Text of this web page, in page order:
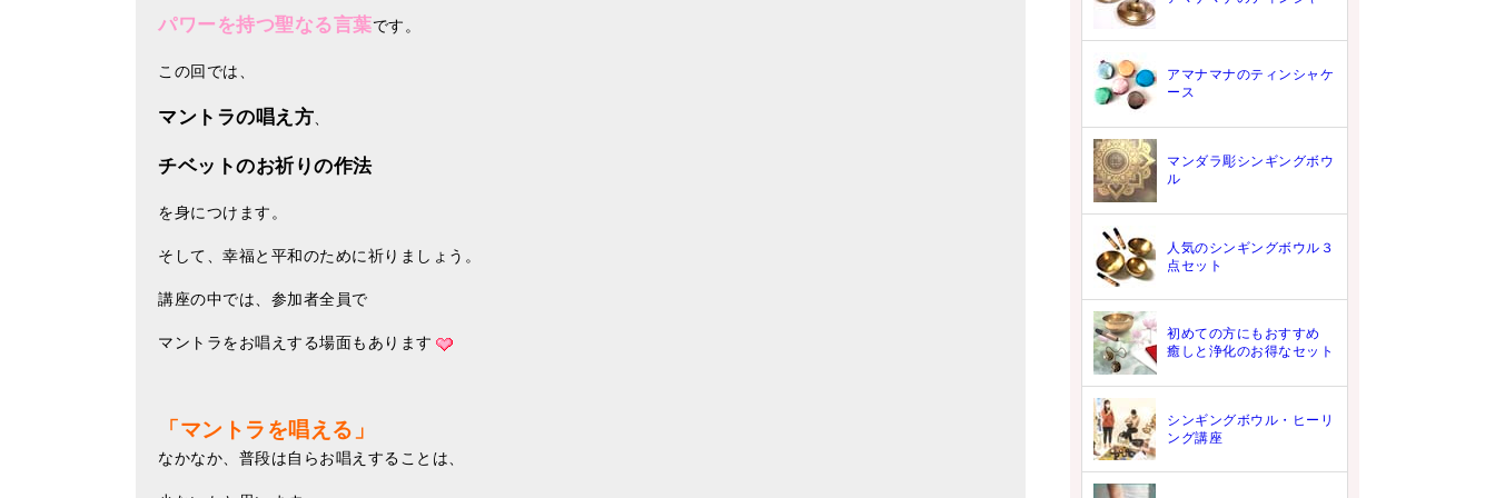
パワーを持つ聖なる言葉です。
この回では、
マントラの唱え方
チベットのお祈りの作法
を身につけます。
そして、幸福と平和のために祈りましょう。
講座の中では、参加者全員で
マントラをお唱えする場面もあります
「マントラを唱える」
なかなか、普段は自らお唱えすることは、
アマナマナのティンシャケ
ース
マンダラ彫シンギングボウ
ル
人気のシンギングボウル３
点セット
初めての方にもおすすめ
癒しと浄化のお得なセット
シンギングボウル・ヒーリ
ング講座